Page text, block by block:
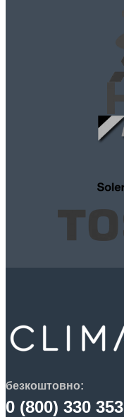
безкоштовно:
0 (800) 330 353